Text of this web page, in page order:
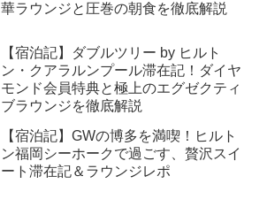
華ラウンジと圧巻の朝食を徹底解説
【宿泊記】ダブルツリー by ヒルト
ン・クアラルンプール滞在記！ダイヤ
モンド会員特典と極上のエグゼクティ
ブラウンジを徹底解説
【宿泊記】GWの博多を満喫！ヒルト
ン福岡シーホークで過ごす、贅沢スイ
ート滞在記＆ラウンジレポ